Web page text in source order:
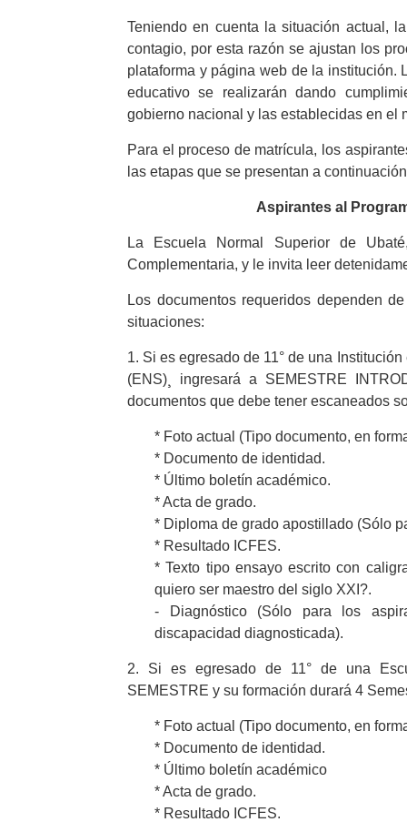
Teniendo en cuenta la situación actual,
contagio, por esta razón se ajustan los
plataforma y página web de la institución.
educativo se realizarán dando
gobierno nacional y las establecidas en el
Para el proceso de matrícula, los
las etapas que se presentan a
Aspirantes al
La Escuela Normal Superior de
Complementaria, y le invita leer
Los documentos requeridos dependen
situaciones:
1. Si es egresado de 11° de una
(ENS)¸ ingresará a SEMESTRE
documentos que debe tener escaneados
* Foto actual (Tipo documento, en
* Documento de identidad.
* Último boletín académico.
* Acta de grado.
* Diploma de grado apostillado (Sólo
* Resultado ICFES.
* Texto tipo ensayo escrito con
quiero ser maestro del siglo XXI?.
- Diagnóstico (Sólo para los
discapacidad diagnosticada).
2. Si es egresado de 11° de una
SEMESTRE y su formación durará 4
* Foto actual (Tipo documento, en
* Documento de identidad.
* Último boletín académico
* Acta de grado.
* Resultado ICFES.